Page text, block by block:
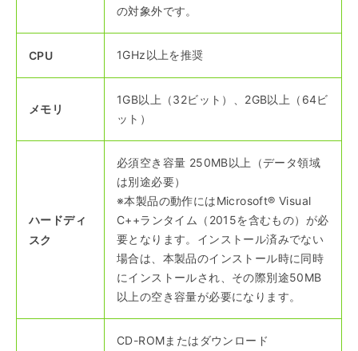
の対象外です。
CPU 1GHz以上を推奨
メモリ
1GB以上（32ビット）、2GB以上（64ビ
ット）
ハードディ
スク
必須空き容量 250MB以上（データ領域
は別途必要）
※本製品の動作にはMicrosoft® Visual
C++ランタイム（2015を含むもの）が必
要となります。インストール済みでない
場合は、本製品のインストール時に同時
にインストールされ、その際別途50MB
以上の空き容量が必要になります。
CD-ROMまたはダウンロード